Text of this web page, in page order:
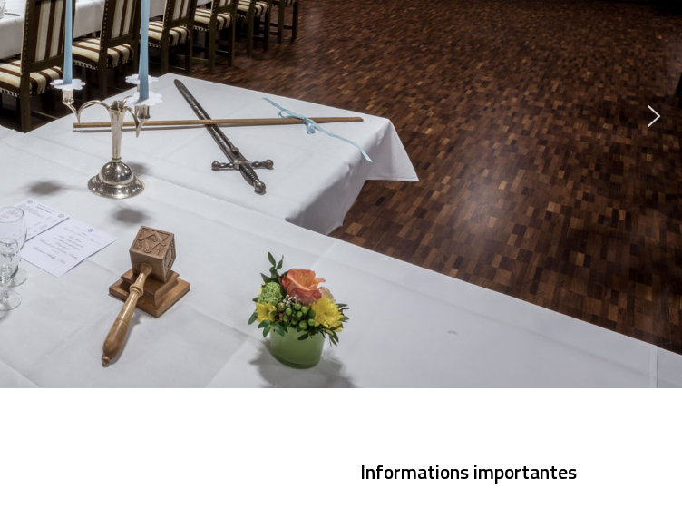
Informations importantes